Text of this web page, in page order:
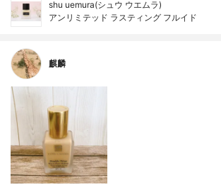
shu uemura(シュウ ウエムラ)
アンリミテッド ラスティング フルイド
麒麟